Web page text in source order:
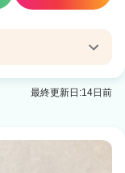
最終更新日:14日前